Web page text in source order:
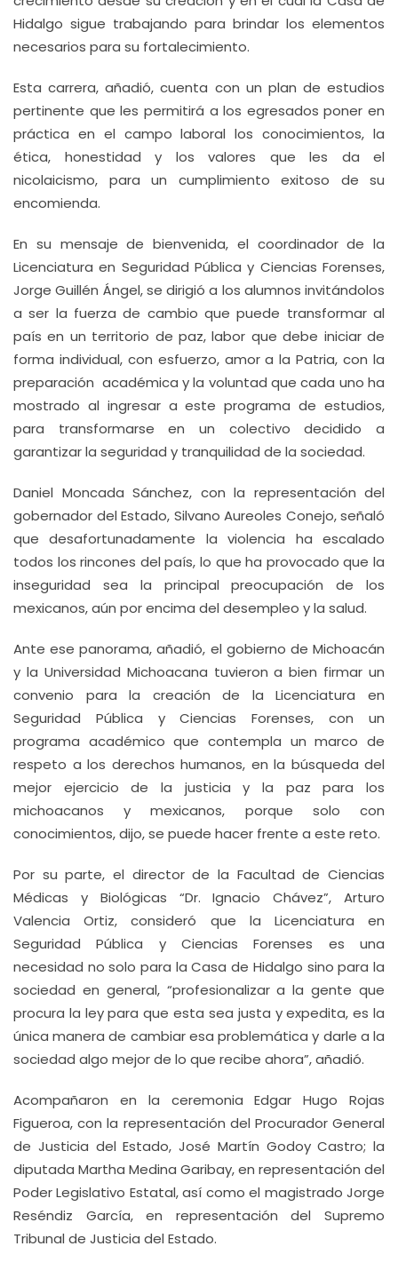
Hidalgo sigue trabajando para brindar los elementos
necesarios para su fortalecimiento.
Esta carrera, añadió, cuenta con un plan de estudios
pertinente que les permitirá a los egresados poner en
práctica en el campo laboral los conocimientos, la
ética, honestidad y los valores que les da el
nicolaicismo, para un cumplimiento exitoso de su
encomienda.
En su mensaje de bienvenida, el coordinador de la
Licenciatura en Seguridad Pública y Ciencias Forenses,
Jorge Guillén Ángel, se dirigió a los alumnos invitándolos
a ser la fuerza de cambio que puede transformar al
país en un territorio de paz, labor que debe iniciar de
forma individual, con esfuerzo, amor a la Patria, con la
preparación académica y la voluntad que cada uno ha
mostrado al ingresar a este programa de estudios,
para transformarse en un colectivo decidido a
garantizar la seguridad y tranquilidad de la sociedad.
Daniel Moncada Sánchez, con la representación del
gobernador del Estado, Silvano Aureoles Conejo, señaló
que desafortunadamente la violencia ha escalado
todos los rincones del país, lo que ha provocado que la
inseguridad sea la principal preocupación de los
mexicanos, aún por encima del desempleo y la salud.
Ante ese panorama, añadió, el gobierno de Michoacán
y la Universidad Michoacana tuvieron a bien firmar un
convenio para la creación de la Licenciatura en
Seguridad Pública y Ciencias Forenses, con un
programa académico que contempla un marco de
respeto a los derechos humanos, en la búsqueda del
mejor ejercicio de la justicia y la paz para los
michoacanos y mexicanos, porque solo con
conocimientos, dijo, se puede hacer frente a este reto.
Por su parte, el director de la Facultad de Ciencias
Médicas y Biológicas “Dr. Ignacio Chávez”, Arturo
Valencia Ortiz, consideró que la Licenciatura en
Seguridad Pública y Ciencias Forenses es una
necesidad no solo para la Casa de Hidalgo sino para la
sociedad en general, “profesionalizar a la gente que
procura la ley para que esta sea justa y expedita, es la
única manera de cambiar esa problemática y darle a la
sociedad algo mejor de lo que recibe ahora”, añadió.
Acompañaron en la ceremonia Edgar Hugo Rojas
Figueroa, con la representación del Procurador General
de Justicia del Estado, José Martín Godoy Castro; la
diputada Martha Medina Garibay, en representación del
Poder Legislativo Estatal, así como el magistrado Jorge
Reséndiz García, en representación del Supremo
Tribunal de Justicia del Estado.